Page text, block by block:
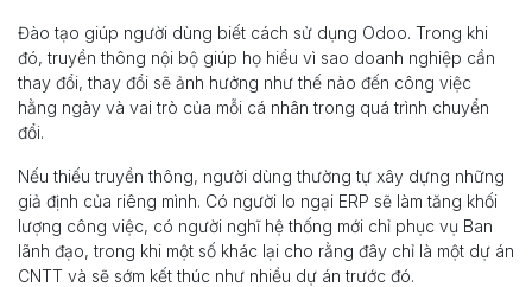
Đào tạo giúp người dùng biết cách sử dụng Odoo. Trong khi
đó, truyền thông nội bộ giúp họ hiểu vì sao doanh nghiệp cần
thay đổi, thay đổi sẽ ảnh hưởng như thế nào đến công việc
hằng ngày và vai trò của mỗi cá nhân trong quá trình chuyển
đổi.
Nếu thiếu truyền thông, người dùng thường tự xây dựng những
giả định của riêng mình. Có người lo ngại ERP sẽ làm tăng khối
lượng công việc, có người nghĩ hệ thống mới chỉ phục vụ Ban
lãnh đạo, trong khi một số khác lại cho rằng đây chỉ là một dự án
CNTT và sẽ sớm kết thúc như nhiều dự án trước đó.